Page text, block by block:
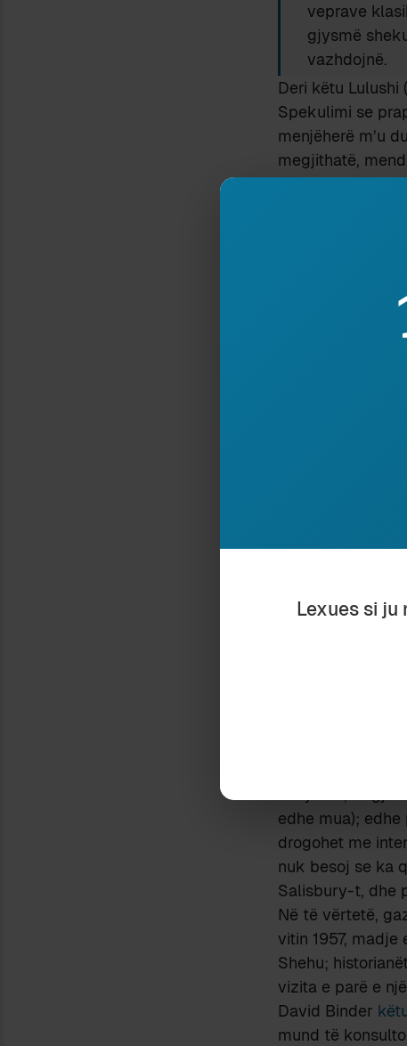
veprave
gjysmë
vazhdojnë.
Deri këtu
Spekulimi se
menjëherë m’u
megjithatë,
edhe për të
shkrimtari nuk
poshtë e lart,
atë kohë kur
amerikanin në
totale prej jetës
Misterin e ka
This is an
on my
this
Për ata që nuk
pamëshirshëm
Talese, në
(duhet vërejtur
edhe mua);
drogohet me
nuk besoj se ka
Salisbury-t, dhe
Në të vërtetë,
vitin 1957,
Shehu;
vizita e parë e
David Binder
mund të
Lexues si